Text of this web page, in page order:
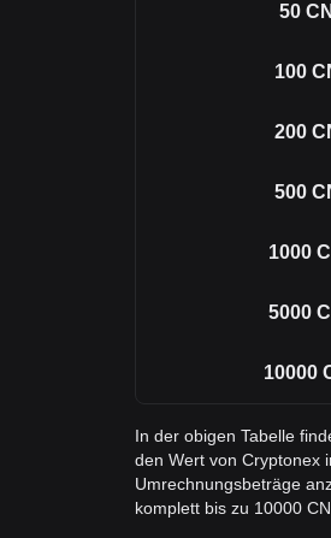
50
100
200
500
1000
5000
10000
In der obigen Tabelle
den Wert von Cryptonex
Umrechnungsbeträge
komplett bis zu 10000